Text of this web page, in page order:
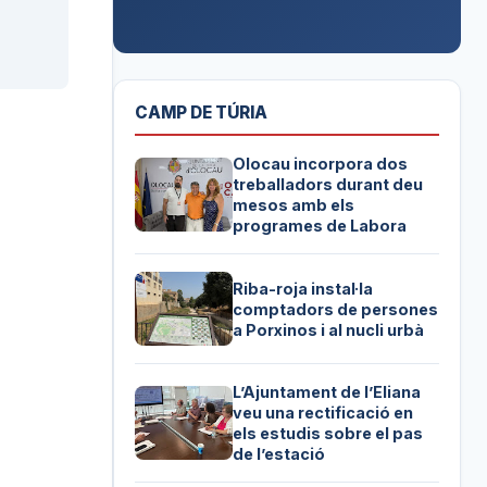
CAMP DE TÚRIA
Olocau incorpora dos
treballadors durant deu
mesos amb els
programes de Labora
Riba-roja instal·la
comptadors de persones
a Porxinos i al nucli urbà
L’Ajuntament de l’Eliana
veu una rectificació en
els estudis sobre el pas
de l’estació